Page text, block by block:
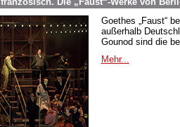
Goethes „Faust“
außerhalb
Gounod sind die
Mehr...